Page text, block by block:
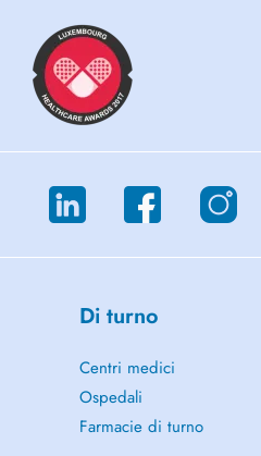
Di turno
Centri medici
Ospedali
Farmacie di turno